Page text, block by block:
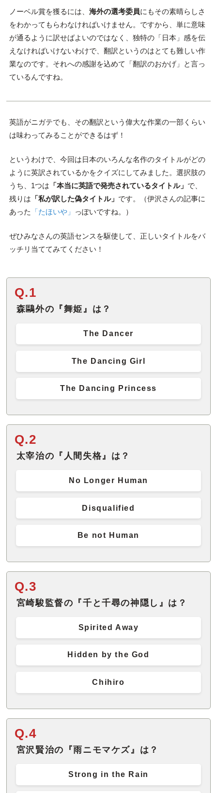
ノーベル賞を獲るには、 海外の選考委員にもその素晴らしさ
をわかってもらわなければいけません。ですから、単に意味
が通るように訳せばよいのではなく、独特の「日本」感を伝
えなければいけないわけで、翻訳というのはとても難しい作
業なのです。それへの感謝を込めて「翻訳のおかげ」と言っ
ているんですね。
英語がニガテでも、その翻訳という偉大な作業の一部くらい
は味わってみることができるはず！
というわけで、今回は日本のいろんな名作のタイトルがどの
ように英訳されているかをクイズにしてみました。選択肢の
うち、1つは 「本当に英語で発売されているタイトル」 で、
残りは 「私が訳した偽タイトル」 です。（伊沢さんの記事に
あった
「たほいや」 っぽいですね。）
ぜひみなさんの英語センスを駆使して、正しいタイトルをバ
ッチリ当ててみてください！
Q.1
森鷗外の『舞姫』は？
The Dancer
The Dancing Girl
The Dancing Princess
Q.2
太宰治の『人間失格』は？
No Longer Human
Disqualified
Be not Human
Q.3
宮崎駿監督の『千と千尋の神隠し』は？
Spirited Away
Hidden by the God
Chihiro
Q.4
宮沢賢治の『雨ニモマケズ』は？
Strong in the Rain